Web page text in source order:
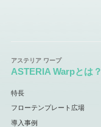
ASTERIA Warpとは？
特長
フローテンプレート広場
導入事例